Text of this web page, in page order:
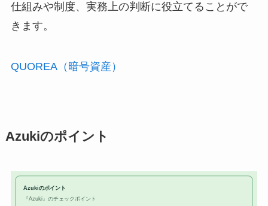
仕組みや制度、実務上の判断に役立てることがで
きます。
QUOREA（暗号資産）
Azukiのポイント
Azukiのポイント
『Azuki』のチェックポイント